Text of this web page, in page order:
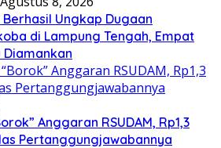
Ungkap Dugaan
di Lampung Tengah, Empat
Diamankan
Anggaran RSUDAM, Rp1,3
Pertanggungjawabannya